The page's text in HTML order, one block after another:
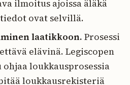
ilmoitus ajoissa äläkä
ovat selvillä.
laatikkoon. Prosessi
elävinä. Legiscopen
loukkausprosessia
loukkausrekisteriä